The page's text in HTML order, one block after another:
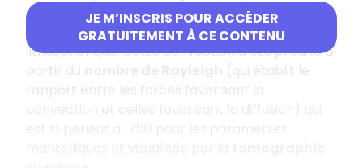
JE M’INSCRIS POUR ACCÉDER
GRATUITEMENT À CE CONTENU
convectiondans la partie ductile du manteau
et par conduction dans le manteau
lithosphérique. Cette convection a été prédite à
partir du
(qui établit le